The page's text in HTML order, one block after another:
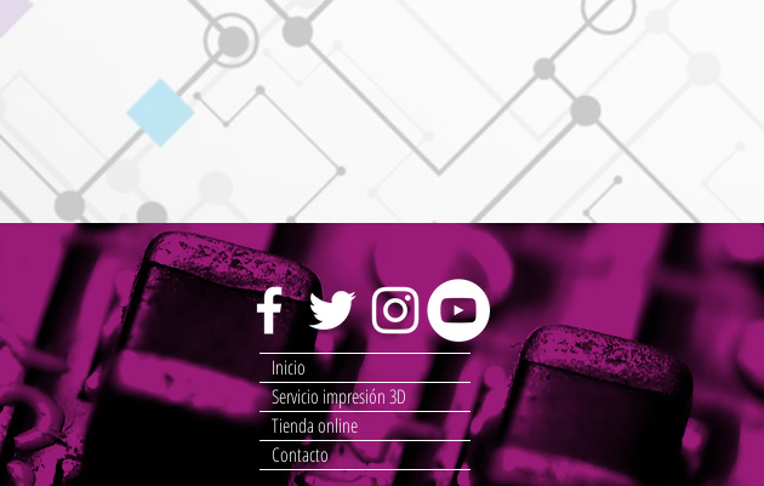
Inicio
Servicio impresión 3D
Tienda online
Contacto